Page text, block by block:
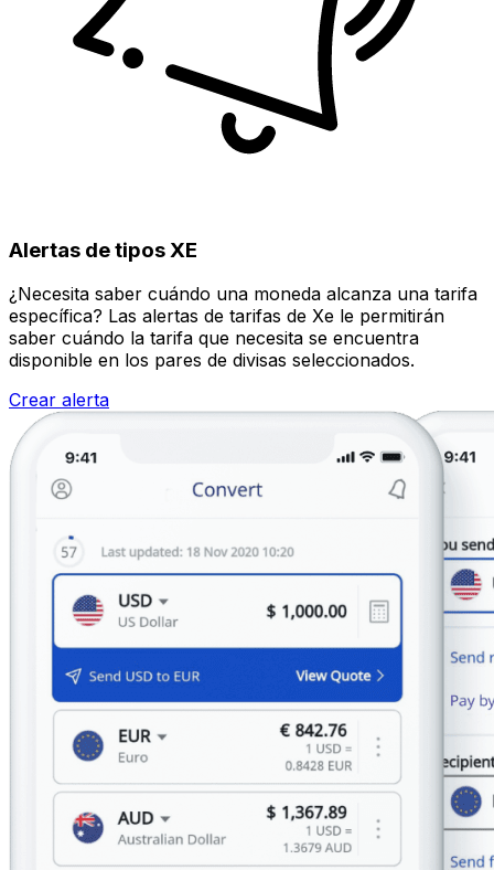
Alertas de tipos XE
¿Necesita saber cuándo una moneda alcanza una tarifa
específica? Las alertas de tarifas de Xe le permitirán
saber cuándo la tarifa que necesita se encuentra
disponible en los pares de divisas seleccionados.
Crear alerta